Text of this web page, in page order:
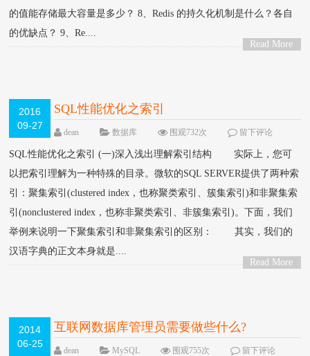
的值能存储最大容量是多少？ 8、Redis 的持久化机制是什么？各自
的优缺点？ 9、Re....
Read More
2016
09-27
SQL性能优化之索引
dean 数据库 围观732次 留下评论
SQL性能优化之索引 (一)深入浅出理解索引结构 实际上，您可
以把索引理解为一种特殊的目录。微软的SQL SERVER提供了两种索
引：聚集索引(clustered index，也称聚类索引、簇集索引)和非聚集索
引(nonclustered index，也称非聚类索引、非簇集索引)。下面，我们
举例来说明一下聚集索引和非聚集索引的区别： 其实，我们的
汉语字典的正文本身就是....
Read More
2014
06-25
互联网数据库管理员需要做些什么?
dean MySQL 围观755次 留下评论